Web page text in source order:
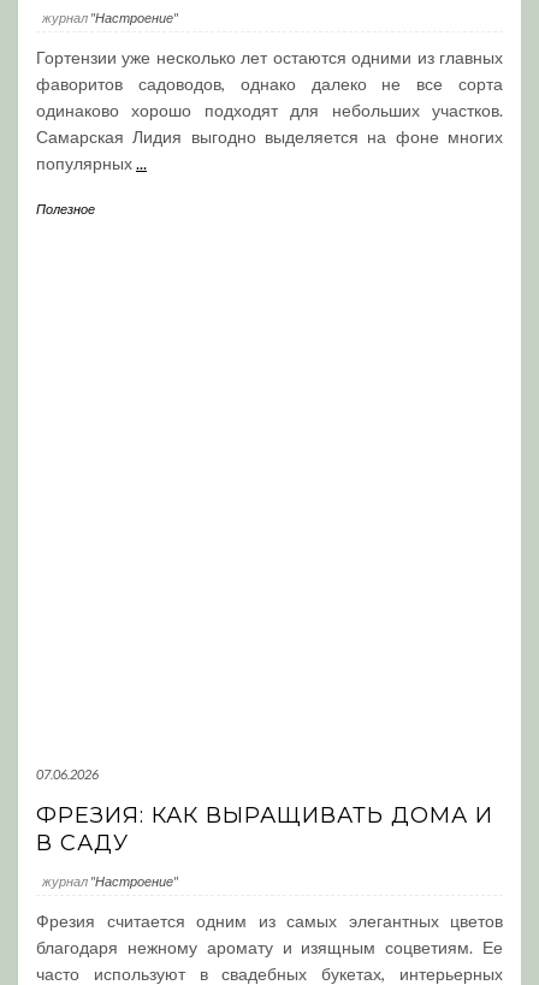
журнал "Настроение"
Гортензии уже несколько лет остаются одними из главных
фаворитов садоводов, однако далеко не все сорта
одинаково хорошо подходят для небольших участков.
Самарская Лидия выгодно выделяется на фоне многих
популярных...
Полезное
07.06.2026
ФРЕЗИЯ: КАК ВЫРАЩИВАТЬ ДОМА И
В САДУ
журнал "Настроение"
Фрезия считается одним из самых элегантных цветов
благодаря нежному аромату и изящным соцветиям. Ее
часто используют в свадебных букетах, интерьерных